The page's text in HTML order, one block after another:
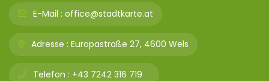
E-Mail : office@stadtkarte.at
Adresse : Europastraße 27, 4600 Wels
Telefon : +43 7242 316 719